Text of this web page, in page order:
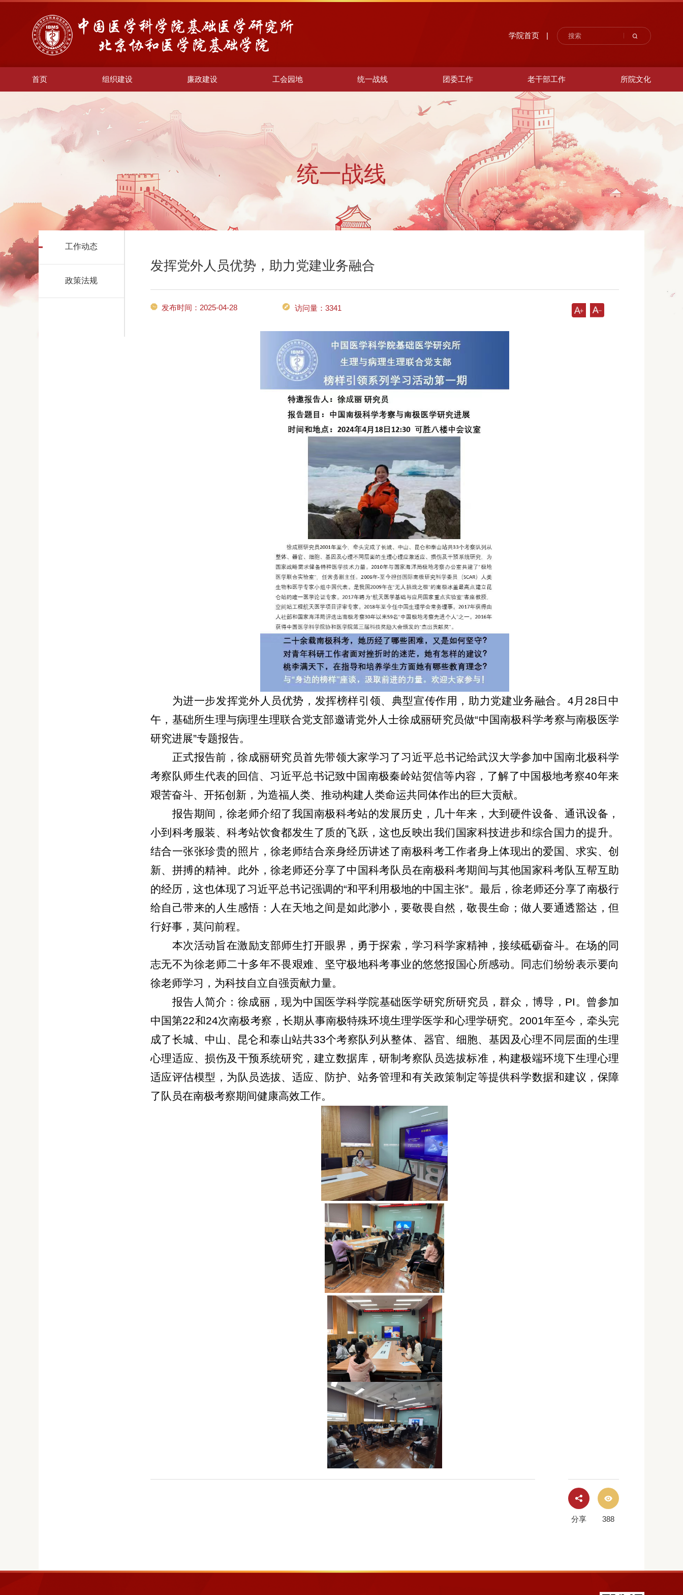
学院首页 |
首页 组织建设 廉政建设 工会园地 统一战线 团委工作 老干部工作 所院文化
统一战线
工作动态
政策法规
发挥党外人员优势，助力党建业务融合
发布时间：2025-04-28 访问量： 3341
为进一步发挥党外人员优势，发挥榜样引领、典型宣传作用，助力党建业务融合。4月28日中
午，基础所生理与病理生理联合党支部邀请党外人士徐成丽研究员做“中国南极科学考察与南极医学
研究进展”专题报告。
正式报告前，徐成丽研究员首先带领大家学习了习近平总书记给武汉大学参加中国南北极科学
考察队师生代表的回信、习近平总书记致中国南极秦岭站贺信等内容，了解了中国极地考察40年来
艰苦奋斗、开拓创新，为造福人类、推动构建人类命运共同体作出的巨大贡献。
报告期间，徐老师介绍了我国南极科考站的发展历史，几十年来，大到硬件设备、通讯设备，
小到科考服装、科考站饮食都发生了质的飞跃，这也反映出我们国家科技进步和综合国力的提升。
结合一张张珍贵的照片，徐老师结合亲身经历讲述了南极科考工作者身上体现出的爱国、求实、创
新、拼搏的精神。此外，徐老师还分享了中国科考队员在南极科考期间与其他国家科考队互帮互助
的经历，这也体现了习近平总书记强调的“和平利用极地的中国主张”。最后，徐老师还分享了南极行
给自己带来的人生感悟：人在天地之间是如此渺小，要敬畏自然，敬畏生命；做人要通透豁达，但
行好事，莫问前程。
本次活动旨在激励支部师生打开眼界，勇于探索，学习科学家精神，接续砥砺奋斗。在场的同
志无不为徐老师二十多年不畏艰难、坚守极地科考事业的悠悠报国心所感动。同志们纷纷表示要向
徐老师学习，为科技自立自强贡献力量。
报告人简介：徐成丽，现为中国医学科学院基础医学研究所研究员，群众，博导，PI。曾参加
中国第22和24次南极考察，长期从事南极特殊环境生理学医学和心理学研究。2001年至今，牵头完
成了长城、中山、昆仑和泰山站共33个考察队列从整体、器官、细胞、基因及心理不同层面的生理
心理适应、损伤及干预系统研究，建立数据库，研制考察队员选拔标准，构建极端环境下生理心理
适应评估模型，为队员选拔、适应、防护、站务管理和有关政策制定等提供科学数据和建议，保障
了队员在南极考察期间健康高效工作。
分享 388